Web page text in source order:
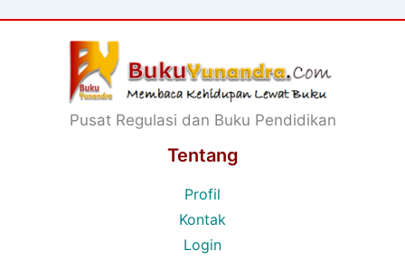
Pusat Regulasi dan Buku Pendidikan
Tentang
Profil
Kontak
Login